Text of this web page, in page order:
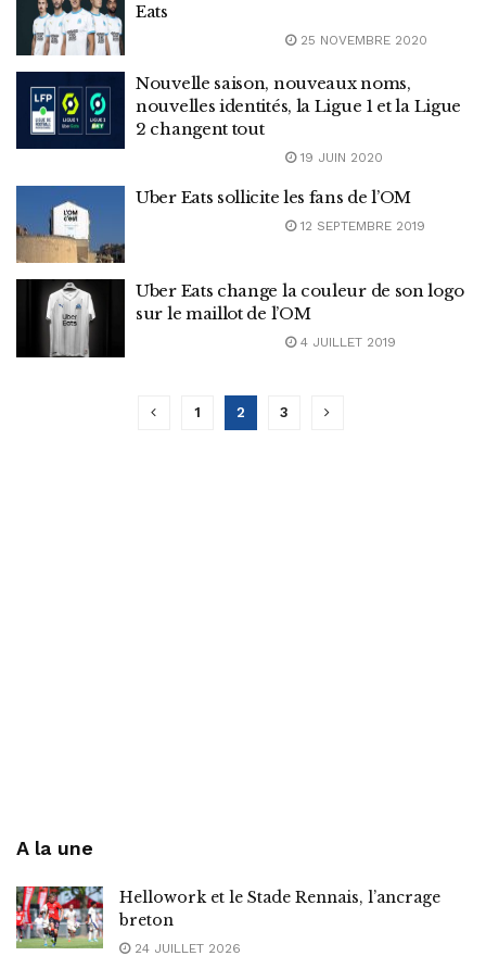
Eats
25 NOVEMBRE 2020
Nouvelle saison, nouveaux noms,
nouvelles identités, la Ligue 1 et la Ligue
2 changent tout
19 JUIN 2020
Uber Eats sollicite les fans de l’OM
12 SEPTEMBRE 2019
Uber Eats change la couleur de son logo
sur le maillot de l’OM
4 JUILLET 2019
1 2 3
A la une
Hellowork et le Stade Rennais, l’ancrage
breton
24 JUILLET 2026